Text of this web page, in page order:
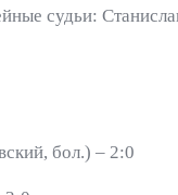
судьи:
бол.) – 2:0